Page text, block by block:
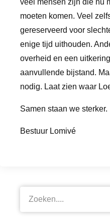
veel mensen zijn die nu
moeten komen. Veel
gereserveerd voor
enige tijd uithouden.
overheid en een
aanvullende bijstand.
nodig. Laat zien waar
Samen staan we sterker.
Bestuur Lomivé